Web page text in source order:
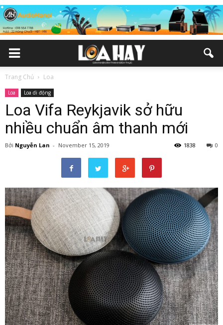
Trang Chủ Loa
Loa Loa di động
Loa Vifa Reykjavik sở hữu
nhiều chuẩn âm thanh mới
Bởi Nguyễn Lan - November 15, 2019 0
1838